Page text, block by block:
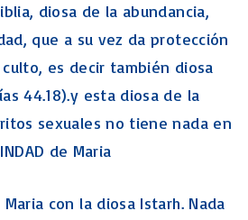
diosa de la abundancia,
que a su vez da protección
es decir también diosa
44.18).y esta diosa de la
ritos sexuales no tiene nada en
de Maria
con la diosa Istarh. Nada